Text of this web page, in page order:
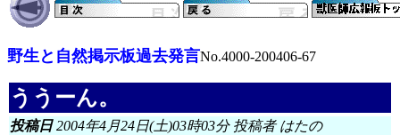
野生と自然掲示板過去発言No.4000-200406-67
ううーん。
投稿日2004年4月24日(土)03時03分 投稿者 はたの